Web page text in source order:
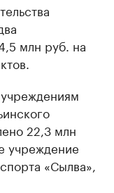
млн руб. на
22,3 млн
учреждение
«Сылва»,